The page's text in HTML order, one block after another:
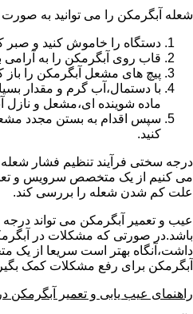
شعله آبگرمکن را می توانید به صورت
دستگاه را خاموش کنید و صبر
قاب روی آبگرمکن را به آرامی
پیچ های مشعل آبگرمکن را باز
با دستمال،آب گرم و مقدار
ماده شوینده ای،مشعل و نازل
سپس اقدام به بستن مجدد
کنید.
درجه سختی فرآیند تنظیم فشار
می کنیم از یک متخصص سرویس و
علت کم شدن شعله را بررسی کند.
عیب و تعمیر آبگرمکن می تواند
باشد.در صورتی که مشکلات در
داشت،آنگاه بهتر است سریعا از
آبگرمکن برای رفع مشکلات کمک
راهنمای عیب یابی و تعمیر آبگرمکن